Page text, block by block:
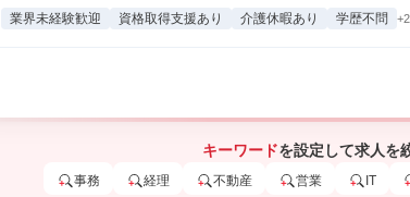
業界未経験歓迎 資格取得支援あり 介護休暇あり 学歴不問
キーワードを設定して求人を
事務 経理 不動産 営業 IT